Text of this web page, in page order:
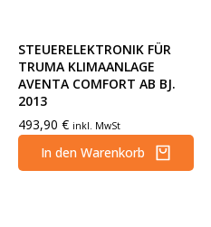
STEUERELEKTRONIK FÜR
TRUMA KLIMAANLAGE
AVENTA COMFORT AB BJ.
2013
493,90 € inkl. MwSt
In den Warenkorb